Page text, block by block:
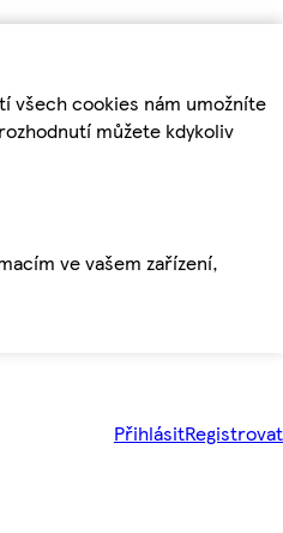
všech cookies nám umožníte
můžete kdykoliv
ve vašem zařízení,
PřihlásitRegistrovat